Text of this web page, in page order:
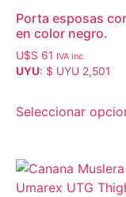
Porta esposas
en color negro.
U$S 61 IVA inc
UYU: $ UYU 2,501
Seleccionar